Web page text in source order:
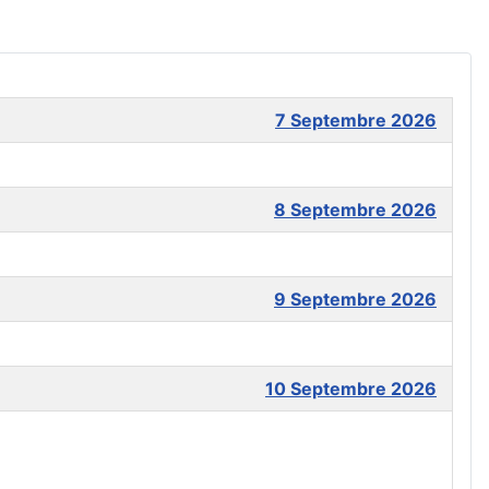
7 Septembre 2026
8 Septembre 2026
9 Septembre 2026
10 Septembre 2026